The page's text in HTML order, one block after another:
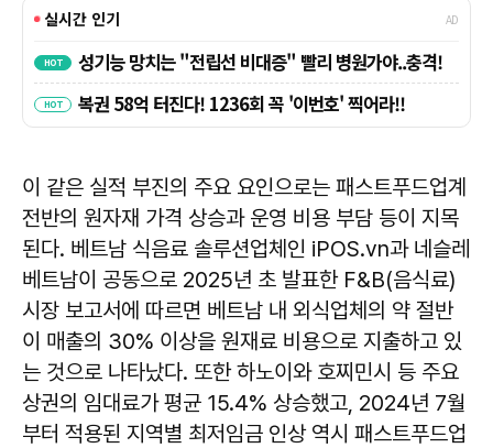
이 같은 실적 부진의 주요 요인으로는 패스트푸드업계
전반의 원자재 가격 상승과 운영 비용 부담 등이 지목
된다. 베트남 식음료 솔루션업체인 iPOS.vn과 네슬레
베트남이 공동으로 2025년 초 발표한 F&B(음식료)
시장 보고서에 따르면 베트남 내 외식업체의 약 절반
이 매출의 30% 이상을 원재료 비용으로 지출하고 있
는 것으로 나타났다. 또한 하노이와 호찌민시 등 주요
상권의 임대료가 평균 15.4% 상승했고, 2024년 7월
부터 적용된 지역별 최저임금 인상 역시 패스트푸드업